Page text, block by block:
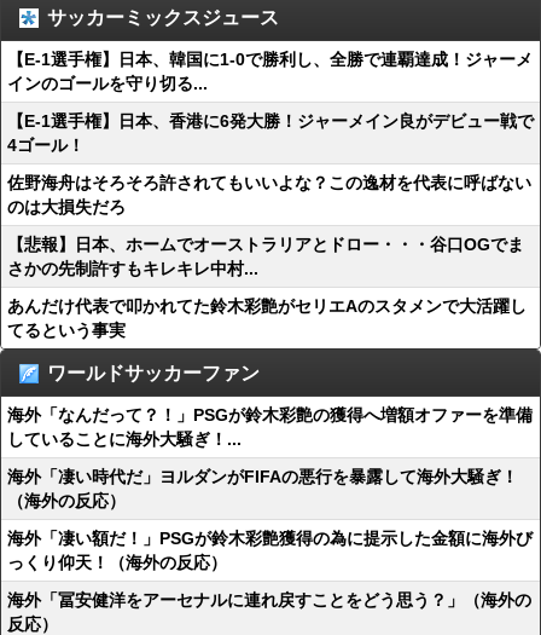
サッカーミックスジュース
【E-1選手権】日本、韓国に1-0で勝利し、全勝で連覇達成！ジャーメ
インのゴールを守り切る...
【E-1選手権】日本、香港に6発大勝！ジャーメイン良がデビュー戦で
4ゴール！
佐野海舟はそろそろ許されてもいいよな？この逸材を代表に呼ばない
のは大損失だろ
【悲報】日本、ホームでオーストラリアとドロー・・・谷口OGでま
さかの先制許すもキレキレ中村...
あんだけ代表で叩かれてた鈴木彩艶がセリエAのスタメンで大活躍し
てるという事実
ワールドサッカーファン
海外「なんだって？！」PSGが鈴木彩艶の獲得へ増額オファーを準備
していることに海外大騒ぎ！...
海外「凄い時代だ」ヨルダンがFIFAの悪行を暴露して海外大騒ぎ！
（海外の反応）
海外「凄い額だ！」PSGが鈴木彩艶獲得の為に提示した金額に海外び
っくり仰天！（海外の反応）
海外「冨安健洋をアーセナルに連れ戻すことをどう思う？」（海外の
反応）